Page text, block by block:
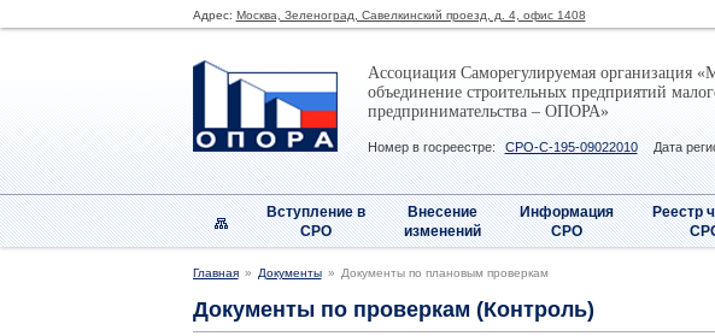
Адрес: Москва, Зеленоград, Савелкинский проезд, д. 4, офис 1408
Ассоциация Саморегулируемая организация
объединение строительных предприятий
предпринимательства – ОПОРА»
Номер в госреестре: СРО-С-195-09022010 Дата
Вступление в
СРО
Внесение
изменений
Информация
СРО
Реестр
Главная Документы Документы по плановым проверкам
Документы по проверкам (Контроль)